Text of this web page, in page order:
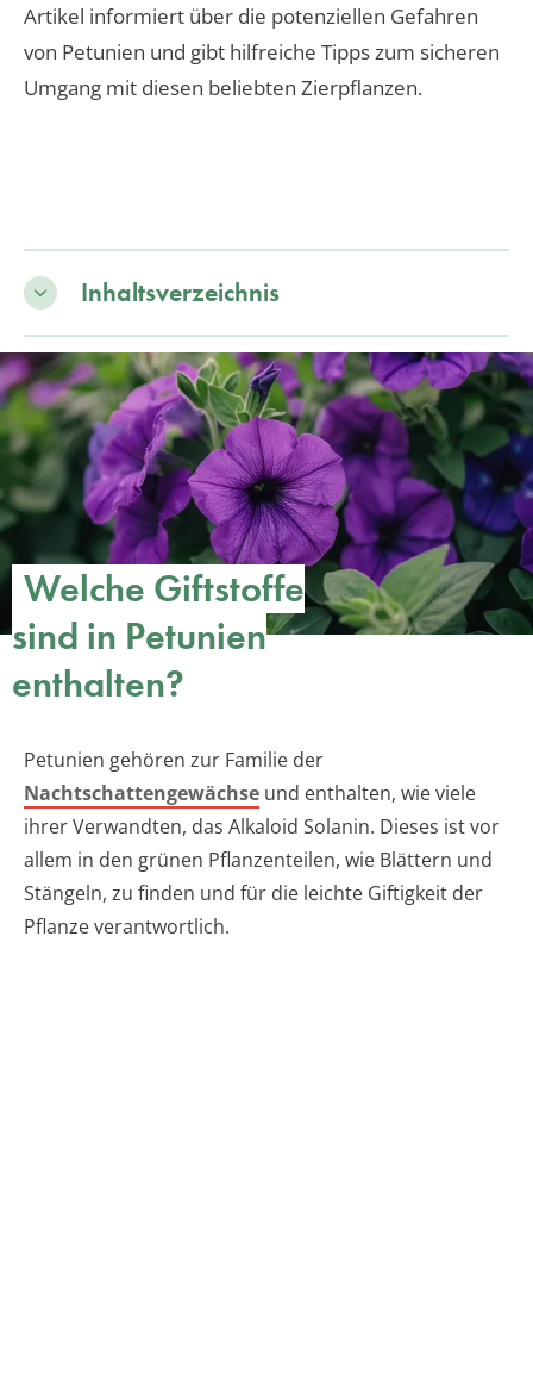
Artikel informiert über die potenziellen Gefahren
von Petunien und gibt hilfreiche Tipps zum sicheren
Umgang mit diesen beliebten Zierpflanzen.
Inhaltsverzeichnis
Welche Giftstoffe
sind in Petunien
enthalten?
Petunien gehören zur Familie der
Nachtschattengewächse und enthalten, wie viele
ihrer Verwandten, das Alkaloid Solanin. Dieses ist vor
allem in den grünen Pflanzenteilen, wie Blättern und
Stängeln, zu finden und für die leichte Giftigkeit der
Pflanze verantwortlich.